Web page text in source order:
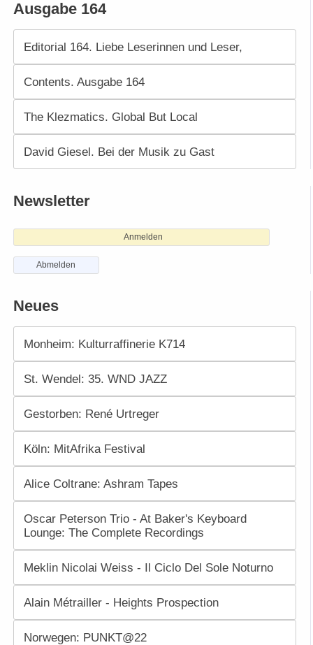
Ausgabe 164
Editorial 164. Liebe Leserinnen und Leser,
Contents. Ausgabe 164
The Klezmatics. Global But Local
David Giesel. Bei der Musik zu Gast
Newsletter
Anmelden
Abmelden
Neues
Monheim: Kulturraffinerie K714
St. Wendel: 35. WND JAZZ
Gestorben: René Urtreger
Köln: MitAfrika Festival
Alice Coltrane: Ashram Tapes
Oscar Peterson Trio - At Baker's Keyboard
Lounge: The Complete Recordings
Meklin Nicolai Weiss - Il Ciclo Del Sole Noturno
Alain Métrailler - Heights Prospection
Norwegen: PUNKT@22